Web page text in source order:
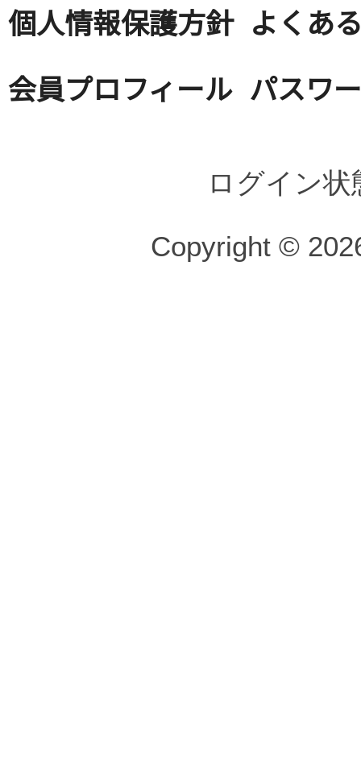
個人情報保護方針 よくあ
会員プロフィール パスワ
ログイン
Copyright ©